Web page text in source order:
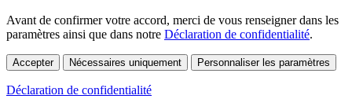
Avant de confirmer votre accord, merci de vous renseigner dans les
paramètres ainsi que dans notre Déclaration de confidentialité.
Accepter Nécessaires uniquement Personnaliser les paramètres
Déclaration de confidentialité